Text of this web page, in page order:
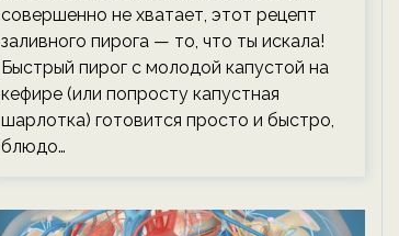
совершенно не хватает, этот рецепт
заливного пирога — то, что ты искала!
Быстрый пирог с молодой капустой на
кефире (или попросту капустная
шарлотка) готовится просто и быстро,
блюдо…